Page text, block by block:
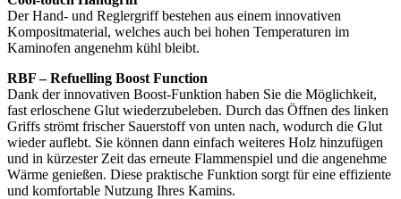
Der Hand- und Reglergriff bestehen aus einem innovativen
Kompositmaterial, welches auch bei hohen Temperaturen im
Kaminofen angenehm kühl bleibt.
RBF – Refuelling Boost Function
Dank der innovativen Boost-Funktion haben Sie die Möglichkeit,
fast erloschene Glut wiederzubeleben. Durch das Öffnen des linken
Griffs strömt frischer Sauerstoff von unten nach, wodurch die Glut
wieder auflebt. Sie können dann einfach weiteres Holz hinzufügen
und in kürzester Zeit das erneute Flammenspiel und die angenehme
Wärme genießen. Diese praktische Funktion sorgt für eine effiziente
und komfortable Nutzung Ihres Kamins.